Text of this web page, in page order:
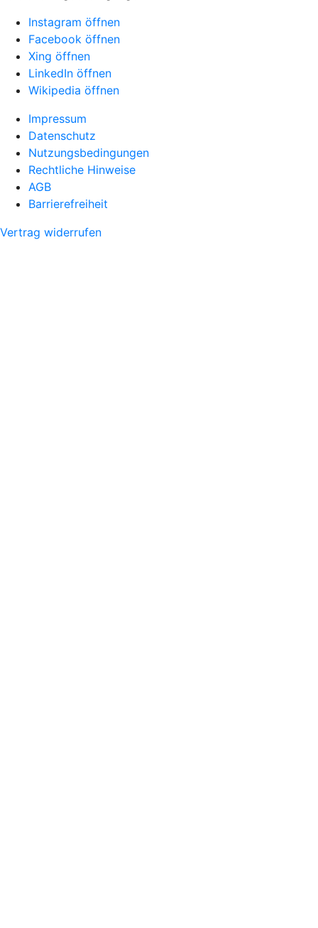
Instagram öffnen
Facebook öffnen
Xing öffnen
LinkedIn öffnen
Wikipedia öffnen
Impressum
Datenschutz
Nutzungsbedingungen
Rechtliche Hinweise
AGB
Barrierefreiheit
Vertrag widerrufen